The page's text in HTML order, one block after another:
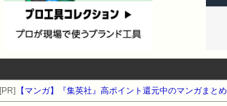
[PR] 【マンガ】『集英社』高ポイント還元中のマンガまとめ